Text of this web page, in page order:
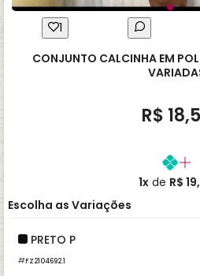
1
CONJUNTO CALCINHA EM
R$
1x de R$
Escolha as Variações
PRETO P
FZ2104692.1